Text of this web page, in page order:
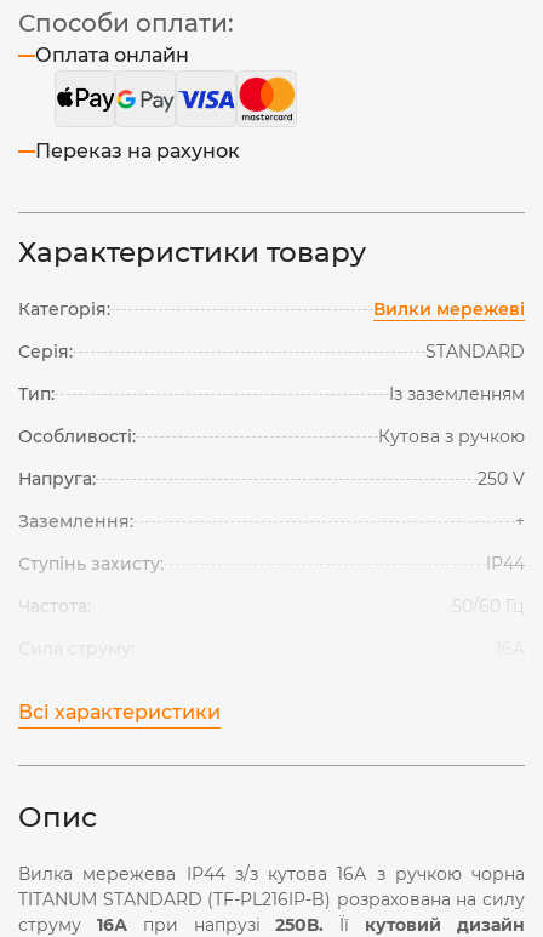
Способи оплати:
Оплата онлайн
Переказ на рахунок
Характеристики товару
Категорія:
Вилки мережеві
Серія:
STANDARD
Тип:
Із заземленням
Особливості:
Кутова з ручкою
Напруга:
250 V
Заземлення:
+
Ступінь захисту:
IP44
Частота:
50/60 Гц
Всі характеристики
Опис
Вилка мережева IP44 з/з кутова 16А з ручкою чорна
TITANUM STANDARD (ТF-PL216IP-B) розрахована на силу
струму 16Апри напрузі250В. Її кутовий дизайн